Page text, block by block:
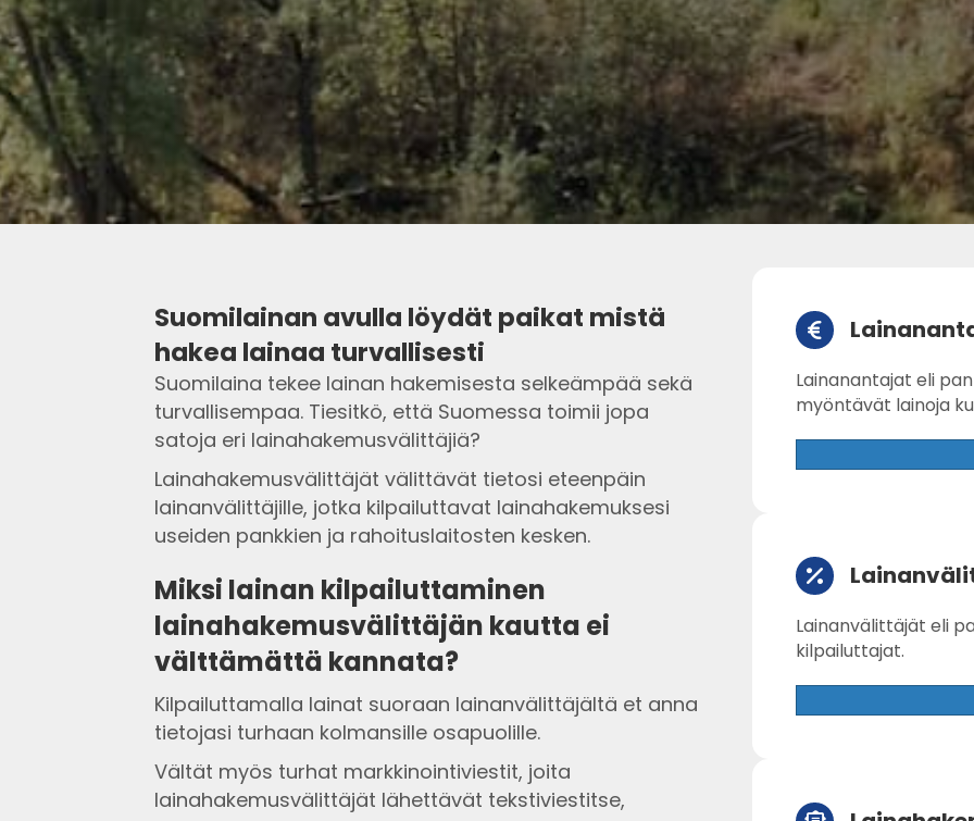
Suomilainan avulla löydät paikat mistä
hakea lainaa turvallisesti
Suomilaina tekee lainan hakemisesta selkeämpää sekä
turvallisempaa. Tiesitkö, että Suomessa toimii jopa
satoja eri lainahakemusvälittäjiä?
Lainahakemusvälittäjät välittävät tietosi eteenpäin
lainanvälittäjille, jotka kilpailuttavat lainahakemuksesi
useiden pankkien ja rahoituslaitosten kesken.
Miksi lainan kilpailuttaminen
lainahakemusvälittäjän kautta ei
välttämättä kannata?
Kilpailuttamalla lainat suoraan lainanvälittäjältä et anna
tietojasi turhaan kolmansille osapuolille.
Vältät myös turhat markkinointiviestit, joita
lainahakemusvälittäjät lähettävät tekstiviestitse,
Lainanantajat eli
myöntävät lainoja
Lainanvälittäjät eli
kilpailuttajat.